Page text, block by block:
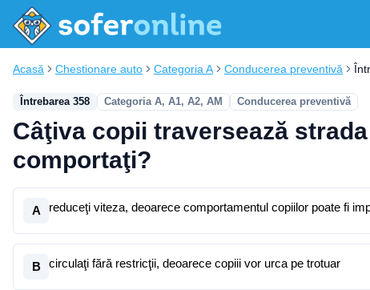
Acasă Chestionare auto Categoria A Conducerea preventivă
Întrebarea 358 Categoria A, A1, A2, AM Conducerea preventivă
Câţiva copii traversează
comportaţi?
A reduceţi viteza, deoarece comportamentul copiilor poate fi
B circulaţi fără restricţii, deoarece copiii vor urca pe trotuar